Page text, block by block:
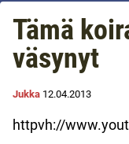
Tämä
väsynyt
Jukka 12.04.2013
httpvh://